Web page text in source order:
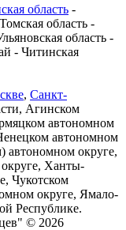
область -
область -
область -
- Читинская
, Санкт-
Агинском
автономном
автономном
автономном округе,
Ханты-
Чукотском
округе, Ямало-
Республике.
© 2026